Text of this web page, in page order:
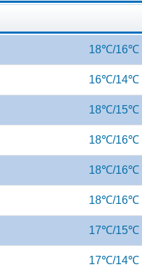
18℃/16℃
16℃/14℃
18℃/15℃
18℃/16℃
18℃/16℃
18℃/16℃
17℃/15℃
17℃/14℃